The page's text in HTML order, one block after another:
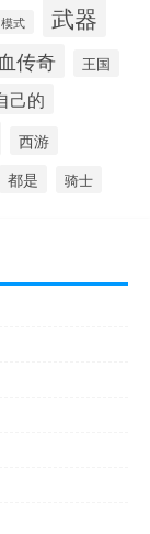
模式 武器
传奇 王国
己的
西游
都是 骑士